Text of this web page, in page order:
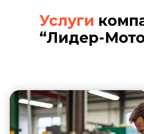
Услуги
“Лидер-